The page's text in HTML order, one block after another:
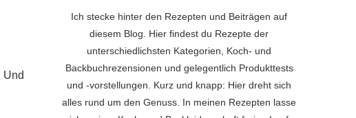
Und
Ich stecke hinter den Rezepten und Beiträgen auf
diesem Blog. Hier findest du Rezepte der
unterschiedlichsten Kategorien, Koch- und
Backbuchrezensionen und gelegentlich Produkttests
und -vorstellungen. Kurz und knapp: Hier dreht sich
alles rund um den Genuss. In meinen Rezepten lasse